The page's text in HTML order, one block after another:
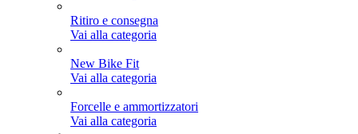
Ritiro e consegna
Vai alla categoria
New Bike Fit
Vai alla categoria
Forcelle e ammortizzatori
Vai alla categoria